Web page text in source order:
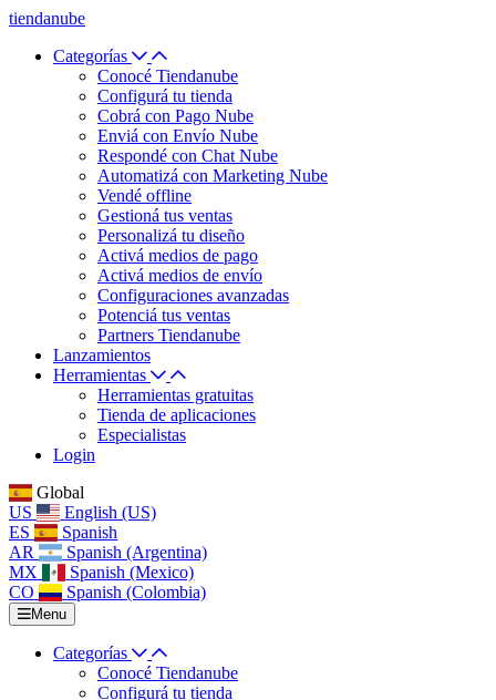
tiendanube
Categorías
Conocé Tiendanube
Configurá tu tienda
Cobrá con Pago Nube
Enviá con Envío Nube
Respondé con Chat Nube
Automatizá con Marketing Nube
Vendé offline
Gestioná tus ventas
Personalizá tu diseño
Activá medios de pago
Activá medios de envío
Configuraciones avanzadas
Potenciá tus ventas
Partners Tiendanube
Lanzamientos
Herramientas
Herramientas gratuitas
Tienda de aplicaciones
Especialistas
Login
Global
US
English (US)
ES
Spanish
AR
Spanish (Argentina)
MX
Spanish (Mexico)
CO
Spanish (Colombia)
Menu
Categorías
Conocé Tiendanube
Configurá tu tienda